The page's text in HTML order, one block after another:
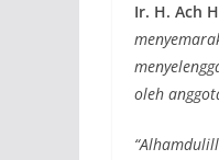
Ir. H. Ach
oleh